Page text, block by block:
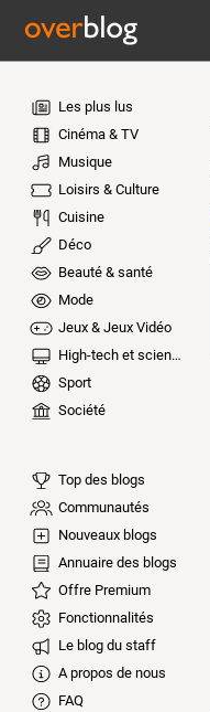
Les plus lus
Cinéma & TV
Musique
Loisirs & Culture
Cuisine
Déco
Beauté & santé
Mode
Jeux & Jeux Vidéo
High-tech et sciences
Sport
Société
Top des blogs
Communautés
Nouveaux blogs
Annuaire des blogs
Offre Premium
Fonctionnalités
Le blog du staff
A propos de nous
FAQ